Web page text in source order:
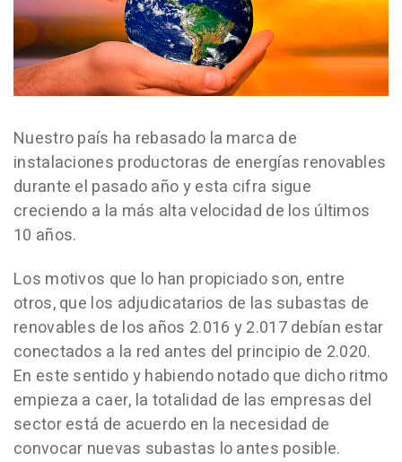
Nuestro país ha rebasado la marca de
instalaciones productoras de energías renovables
durante el pasado año y esta cifra sigue
creciendo a la más alta velocidad de los últimos
10 años.
Los motivos que lo han propiciado son, entre
otros, que los adjudicatarios de las subastas de
renovables de los años 2.016 y 2.017 debían estar
conectados a la red antes del principio de 2.020.
En este sentido y habiendo notado que dicho ritmo
empieza a caer, la totalidad de las empresas del
sector está de acuerdo en la necesidad de
convocar nuevas subastas lo antes posible.